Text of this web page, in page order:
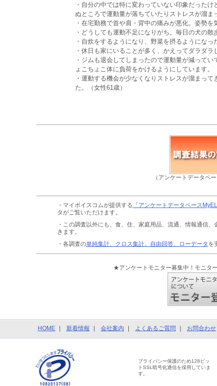
・自分の中では特に変わっていない印象だった
ぬところで運動量が落ちていたりストレスが溜
・在宅勤務で首や肩・背中の痛みが悪化。姿勢
・どうしても運動不足になりがち。毎日の犬の
・自炊をするようになり、野菜を摂るようになっ
・休日も家にいることが多く、かえってダラダ
・ジムも退会してしまったので運動量が減って
ょこちょこ体に負荷をかけるようにしています。
・運動する機会が少なくなりストレスが溜まっ
た。（女性61歳）
（アンケートデータベ
・マイボイスコムが提供する 「アンケートデータベース
タがご覧いただけます。
・この調査以外にも、食、住、家庭用品、流通、情報通信、
きます。
・各調査の単純集計、クロス集計、自由回答、ローデータ を
★アンケートモニター募集中！モニタ
HOME 新着情報 会社案内 よくあるご質問 お問合わせ
プライバシー保護のため128ビッ
トSSL暗号化通信を採用していま
す。